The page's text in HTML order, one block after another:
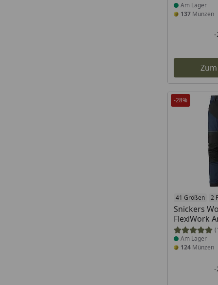
Am Lager
137 Münzen
-
-28%
41 Größen 2
Snickers
FlexiWork
Produkt am
Am Lager
124 Münzen
-